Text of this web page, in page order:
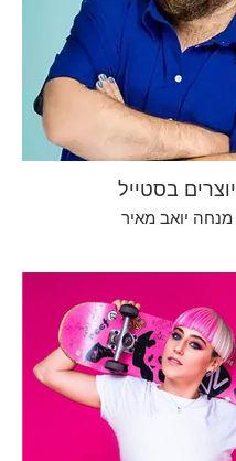
יוצרים בסטייל
מנחה יואב מאיר